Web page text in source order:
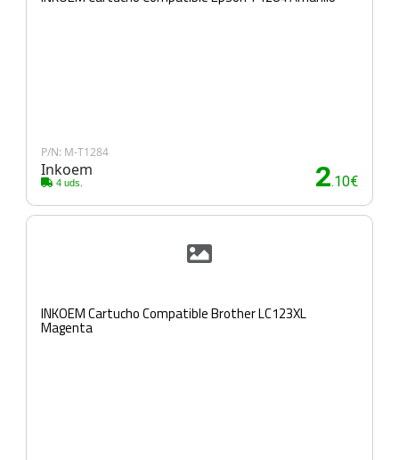
P/N: M-T1284
Inkoem
4 uds. 2.10€
INKOEM Cartucho Compatible Brother LC123XL
Magenta